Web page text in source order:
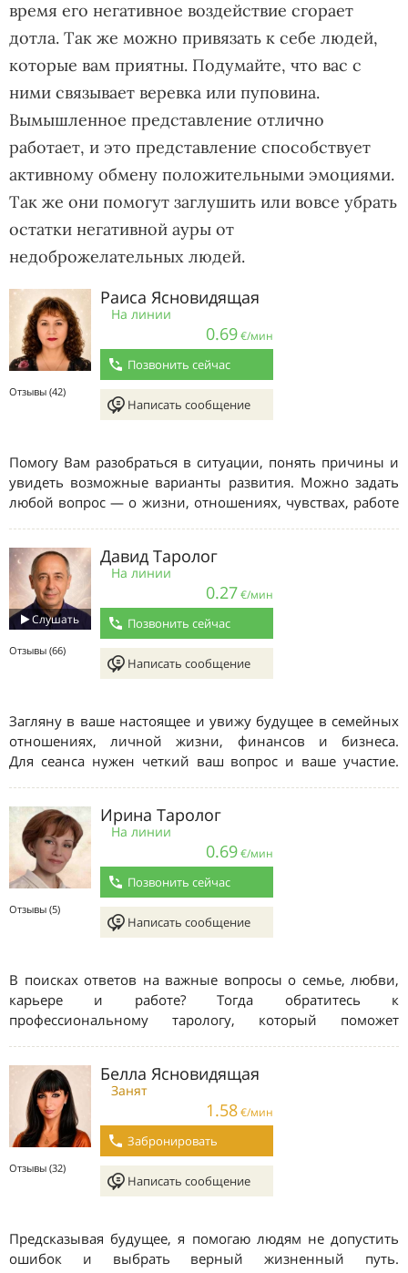
время его негативное воздействие сгорает
дотла. Так же можно привязать к себе людей,
которые вам приятны. Подумайте, что вас с
ними связывает веревка или пуповина.
Вымышленное представление отлично
работает, и это представление способствует
активному обмену положительными эмоциями.
Так же они помогут заглушить или вовсе убрать
остатки негативной ауры от
недоброжелательных людей.